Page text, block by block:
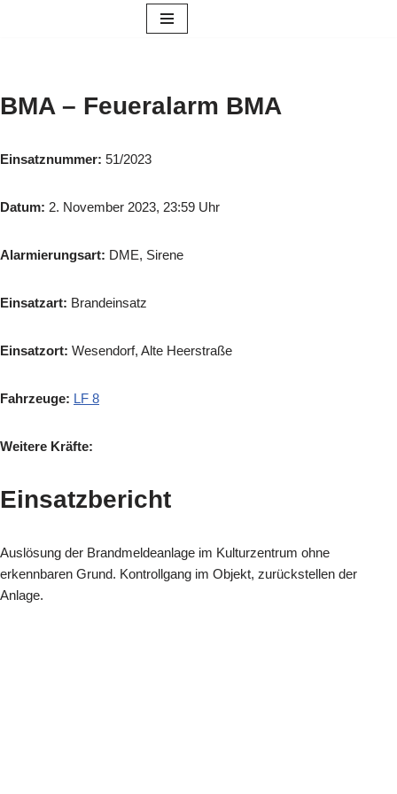
BMA – Feueralarm BMA
Einsatznummer: 51/2023
Datum: 2. November 2023, 23:59 Uhr
Alarmierungsart: DME, Sirene
Einsatzart: Brandeinsatz
Einsatzort: Wesendorf, Alte Heerstraße
Fahrzeuge: LF 8
Weitere Kräfte:
Einsatzbericht
Auslösung der Brandmeldeanlage im Kulturzentrum ohne
erkennbaren Grund. Kontrollgang im Objekt, zurückstellen der
Anlage.